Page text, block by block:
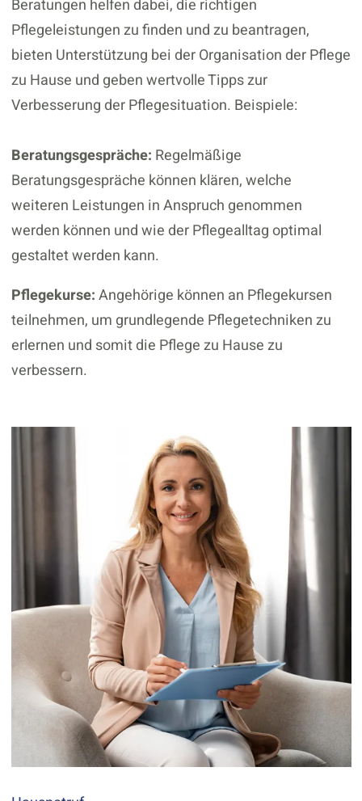
Beratungen helfen dabei, die richtigen
Pflegeleistungen zu finden und zu beantragen,
bieten Unterstützung bei der Organisation der Pflege
zu Hause und geben wertvolle Tipps zur
Verbesserung der Pflegesituation. Beispiele:
Beratungsgespräche: Regelmäßige
Beratungsgespräche können klären, welche
weiteren Leistungen in Anspruch genommen
werden können und wie der Pflegealltag optimal
gestaltet werden kann.
Pflegekurse:Angehörige können an Pflegekursen
teilnehmen, um grundlegende Pflegetechniken zu
erlernen und somit die Pflege zu Hause zu
verbessern.